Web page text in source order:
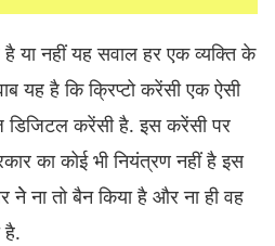
है या नहीं यह सवाल हर एक व्यक्ति के
यह है कि क्रिप्टो करेंसी एक ऐसी
डिजिटल करेंसी है. इस करेंसी पर
का कोई भी नियंत्रण नहीं है इस
ना तो बैन किया है और ना ही वह